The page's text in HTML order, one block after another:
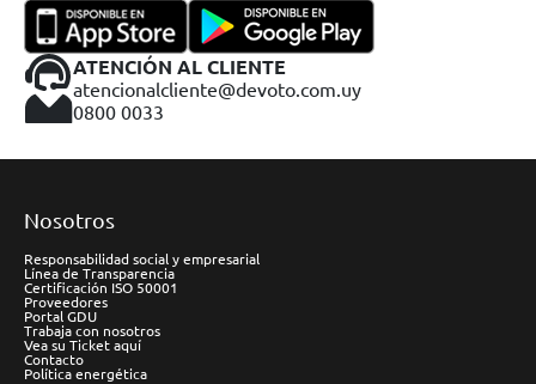
ATENCIÓN AL CLIENTE
atencionalcliente@devoto.com.uy
0800 0033
Nosotros
Responsabilidad social y empresarial
Línea de Transparencia
Certificación ISO 50001
Proveedores
Portal GDU
Trabaja con nosotros
Vea su Ticket aquí
Contacto
Política energética